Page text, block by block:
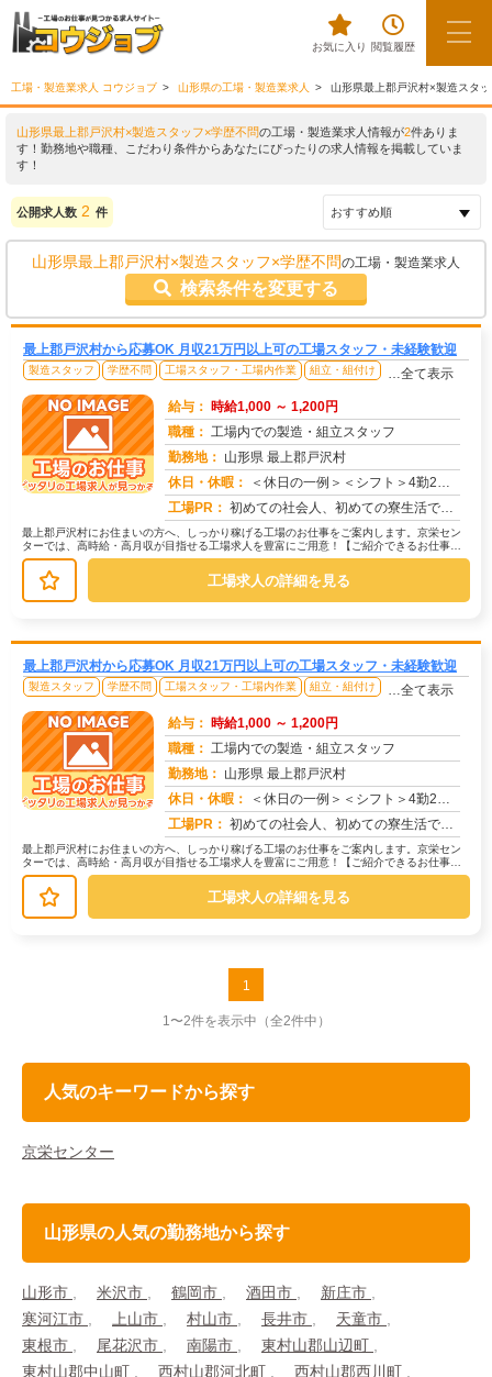
お気に入り 閲覧履歴
工場・製造業求人 コウジョブ 山形県の工場・製造業求人 山形県最上郡戸沢村×製造スタ
山形県最上郡戸沢村×製造スタッフ×学歴不問の工場・製造業求人情報が2件ありま
す！勤務地や職種、こだわり条件からあなたにぴったりの求人情報を掲載していま
す！
公開求人数 2 件
山形県最上郡戸沢村×製造スタッフ×学歴不問の工場・製造業求人
検索条件を変更する
最上郡戸沢村から応募OK 月収21万円以上可の工場スタッフ・未経験歓迎
製造スタッフ 学歴不問 工場スタッフ・工場内作業 組立・組付け …全て表示
給与： 時給1,000 ～ 1,200円
職種： 工場内での製造・組立スタッフ
勤務地： 山形県 最上郡戸沢村
休日・休暇：
＜休日の一例＞＜シフト＞4勤2休＜休日＞工場カレンダーによる★長期休暇あり★有給休暇あり※配属先により休日・勤務形...
工場PR： 初めての社会人、初めての寮生活でも安心！☆家具付き寮で初期費用0円！テレビ、エアコン、冷蔵庫など生活に必要な家電が...
最上郡戸沢村にお住まいの方へ、しっかり稼げる工場のお仕事をご案内します。京栄セン
ターでは、高時給・高月収が目指せる工場求人を豊富にご用意！【ご紹介できるお仕事の
一例】◇ 製造ラインでの組立・加工...
工場求人の詳細を見る
最上郡戸沢村から応募OK 月収21万円以上可の工場スタッフ・未経験歓迎
製造スタッフ 学歴不問 工場スタッフ・工場内作業 組立・組付け …全て表示
給与： 時給1,000 ～ 1,200円
職種： 工場内での製造・組立スタッフ
勤務地： 山形県 最上郡戸沢村
休日・休暇：
＜休日の一例＞＜シフト＞4勤2休＜休日＞工場カレンダーによる★長期休暇あり★有給休暇あり※配属先により休日・勤務形...
工場PR： 初めての社会人、初めての寮生活でも安心！☆家具付き寮で初期費用0円！テレビ、エアコン、冷蔵庫など生活に必要な家電が...
最上郡戸沢村にお住まいの方へ、しっかり稼げる工場のお仕事をご案内します。京栄セン
ターでは、高時給・高月収が目指せる工場求人を豊富にご用意！【ご紹介できるお仕事の
一例】◇ 製造ラインでの組立・加工...
工場求人の詳細を見る
1
1〜2件を表示中 （全2件中）
人気のキーワードから探す
京栄センター
山形県の人気の勤務地から探す
山形市 米沢市 鶴岡市 酒田市
新庄市
寒河江市
上山市 村山市 長井市
天童市
東根市
尾花沢市 南陽市
東村山郡山辺町
東村山郡中山町
西村山郡河北町
西村山郡西川町